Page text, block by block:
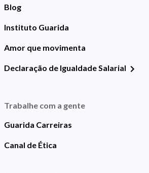
Blog
Instituto Guarida
Amor que movimenta
Declaração de Igualdade Salarial
Trabalhe com a gente
Guarida Carreiras
Canal de Ética